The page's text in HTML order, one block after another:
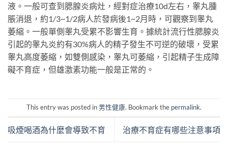
液。一般可查到腮腺炎病灶，經對症治療10d左右，睾丸腫
脹消退，約1/3~1/2病人於發病後1~2月時，可觀察到睾丸
萎縮。一般單側睾丸受累不影響生育。據統計流行性腮腺炎
引起的睾丸炎約有30%病人的精子發生不可逆的破壞，受累
睾丸高度萎縮，如雙側感染，睾丸可萎縮，引起精子生成障
礙不育症，但雄激素功能一般是正常的。
This entry was posted in 男性健康. Bookmark the permalink.
吸煙喝酒為什麼會導致不育 治療不育症有哪些注意事項